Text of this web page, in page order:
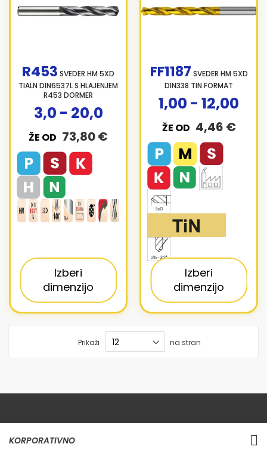
R453 SVEDER HM 5XD
TIALN DIN6537L S HLAJENJEM
R453 DORMER
ŽE OD 73,80 €
3,0 - 20,0
Izberi
dimenzijo
FF1187 SVEDER HM 5XD
DIN338 TIN FORMAT
ŽE OD 4,46 €
1,00 - 12,00
Izberi
dimenzijo
Prikaži na stran
KORPORATIVNO